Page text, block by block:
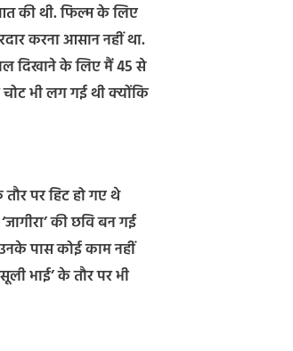
की थी. फिल्म के लिए
करना आसान नहीं था.
दिखाने के लिए मैं 45 से
भी लग गई थी ​क्योंकि
पर हिट हो गए थे
की छवि बन गई
पास कोई काम नहीं
भाई’ के तौर पर भी